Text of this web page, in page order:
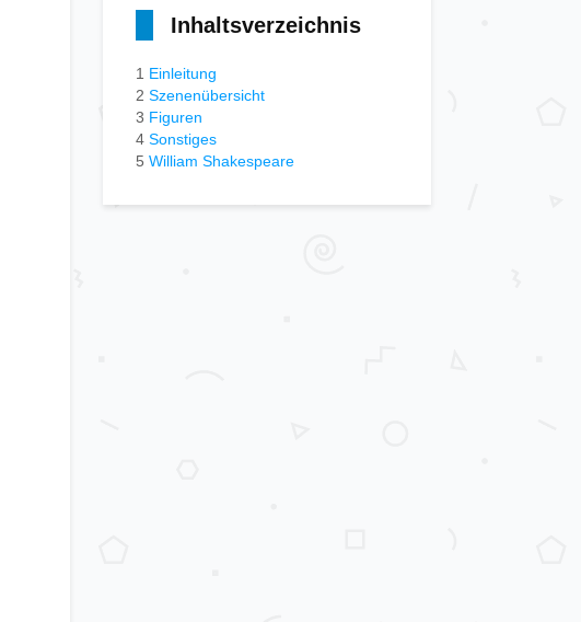
Inhaltsverzeichnis
1 Einleitung
2 Szenenübersicht
3 Figuren
4 Sonstiges
5 William Shakespeare